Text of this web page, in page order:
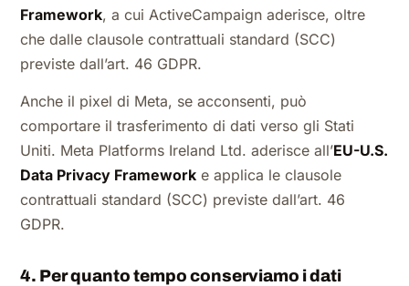
Framework, a cui ActiveCampaign aderisce, oltre
che dalle clausole contrattuali standard (SCC)
previste dall’art. 46 GDPR.
Anche il pixel di Meta, se acconsenti, può
comportare il trasferimento di dati verso gli Stati
Uniti. Meta Platforms Ireland Ltd. aderisce all’EU-U.S.
Data Privacy Framework e applica le clausole
contrattuali standard (SCC) previste dall’art. 46
GDPR.
4. Per quanto tempo conserviamo i dati